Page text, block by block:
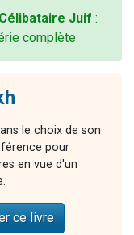
Célibataire Juif :
complète
le choix de son
pour
en vue d'un
ce livre